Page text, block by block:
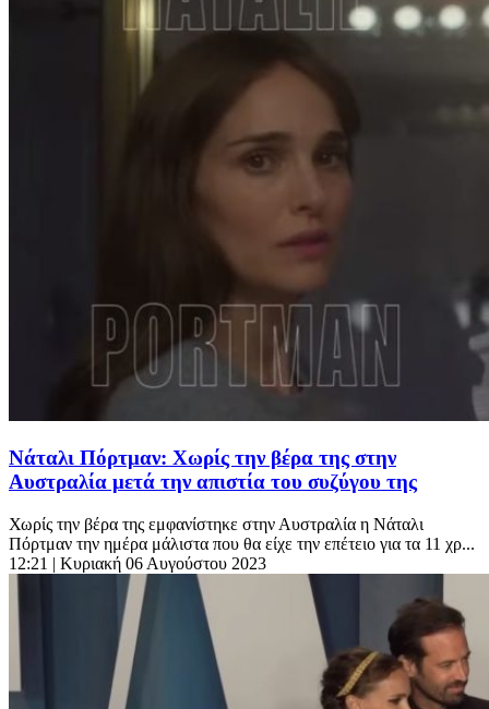
Νάταλι Πόρτμαν: Χωρίς την βέρα της στην
Αυστραλία μετά την απιστία του συζύγου της
Χωρίς την βέρα της εμφανίστηκε στην Αυστραλία η Νάταλι
Πόρτμαν την ημέρα μάλιστα που θα είχε την επέτειο για τα 11 χρ...
12:21 | Κυριακή 06 Αυγούστου 2023